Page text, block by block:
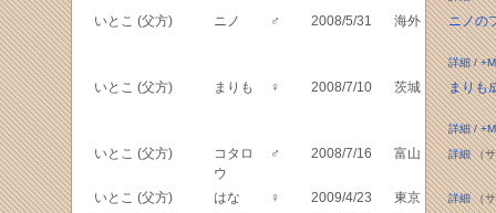
いとこ (父方) ニノ ♂ 2008/5/31 海外 ニノの
詳細/
いとこ (父方) まりも ♀ 2008/7/10 茨城 まりも
詳細/
いとこ (父方)
コタロ
ウ
♂ 2008/7/16 富山 詳細（サ
いとこ (父方) はな ♀ 2009/4/23 東京 詳細（サ